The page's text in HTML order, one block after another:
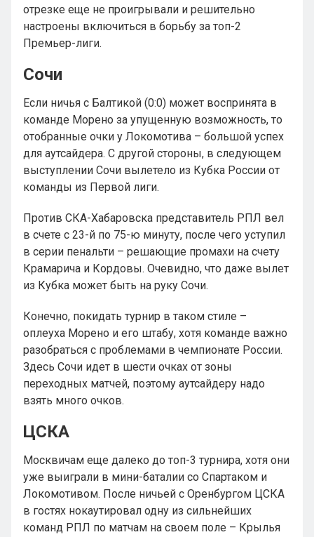
отрезке еще не проигрывали и решительно
настроены включиться в борьбу за топ-2
Премьер-лиги.
Сочи
Если ничья с Балтикой (0:0) может воспринята в
команде Морено за упущенную возможность, то
отобранные очки у Локомотива – большой успех
для аутсайдера. С другой стороны, в следующем
выступлении Сочи вылетело из Кубка России от
команды из Первой лиги.
Против СКА-Хабаровска представитель РПЛ вел
в счете с 23-й по 75-ю минуту, после чего уступил
в серии пенальти – решающие промахи на счету
Крамарича и Кордовы. Очевидно, что даже вылет
из Кубка может быть на руку Сочи.
Конечно, покидать турнир в таком стиле –
оплеуха Морено и его штабу, хотя команде важно
разобраться с проблемами в чемпионате России.
Здесь Сочи идет в шести очках от зоны
переходных матчей, поэтому аутсайдеру надо
взять много очков.
ЦСКА
Москвичам еще далеко до топ-3 турнира, хотя они
уже выиграли в мини-баталии со Спартаком и
Локомотивом. После ничьей с Оренбургом ЦСКА
в гостях нокаутировал одну из сильнейших
команд РПЛ по матчам на своем поле – Крылья